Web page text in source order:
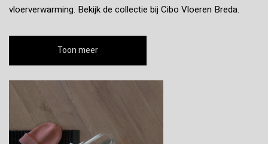
vloerverwarming. Bekijk de collectie bij Cibo Vloeren Breda.
Toon meer